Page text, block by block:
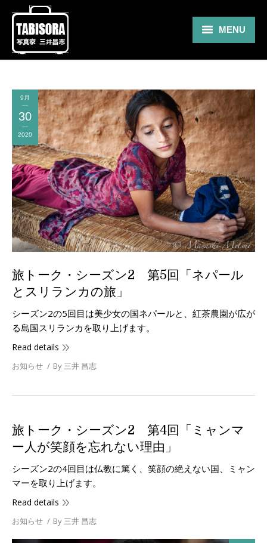
MENU
Gallery
Travel
About
Blog
Shop
Contact
9月
30
2020
旅トーク・シーズン2 第5回「ネパール
とスリランカの旅」
シーズン2の5回目は美少女の国ネパールと、紅茶農園が広が
る島国スリランカを取り上げます。
Read details
お知らせ By 三井 昌志
旅トーク・シーズン2 第4回「ミャンマ
ー人が笑顔を忘れない理由」
シーズン2の4回目は仏教に篤く、笑顔の絶えない国、ミャン
マーを取り上げます。
Read details
お知らせ By 三井 昌志